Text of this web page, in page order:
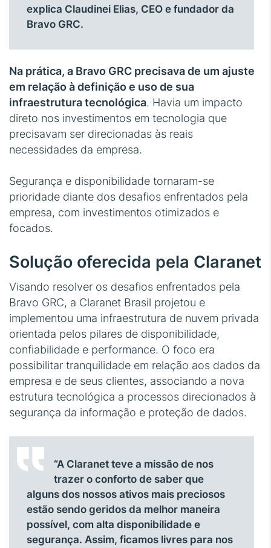
explica Claudinei Elias, CEO e fundador da
Bravo GRC.
Na prática, a Bravo GRC precisava de um ajuste
em relação à definição e uso de sua
infraestrutura tecnológica. Havia um impacto
direto nos investimentos em tecnologia que
precisavam ser direcionadas às reais
necessidades da empresa.
Segurança e disponibilidade tornaram-se
prioridade diante dos desafios enfrentados pela
empresa, com investimentos otimizados e
focados.
Solução oferecida pela Claranet
Visando resolver os desafios enfrentados pela
Bravo GRC, a Claranet Brasil projetou e
implementou uma infraestrutura de nuvem privada
orientada pelos pilares de disponibilidade,
confiabilidade e performance. O foco era
possibilitar tranquilidade em relação aos dados da
empresa e de seus clientes, associando a nova
estrutura tecnológica a processos direcionados à
segurança da informação e proteção de dados.
“A Claranet teve a missão de nos
trazer o conforto de saber que
alguns dos nossos ativos mais preciosos
estão sendo geridos da melhor maneira
possível, com alta disponibilidade e
segurança. Assim, ficamos livres para nos